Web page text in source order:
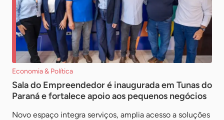
Economia & Política
Sala do Empreendedor é inaugurada em Tunas do
Paraná e fortalece apoio aos pequenos negócios
Novo espaço integra serviços, amplia acesso a soluções